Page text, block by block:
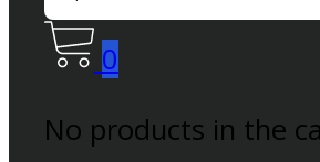
0
No products in the